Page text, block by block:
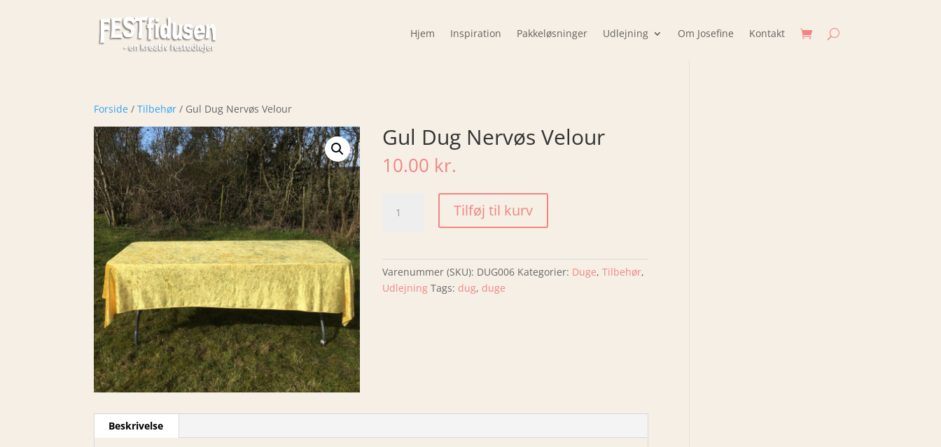
Hjem Inspiration Pakkeløsninger Udlejning Om Josefine Kontakt
Forside /Tilbehør / Gul Dug Nervøs Velour
Gul Dug Nervøs Velour
10.00 kr.
Dug
Tilføj til kurv
Varenummer (SKU): DUG006 Kategorier: Duge,Tilbehør,
Udlejning Tags: dug, duge
Beskrivelse